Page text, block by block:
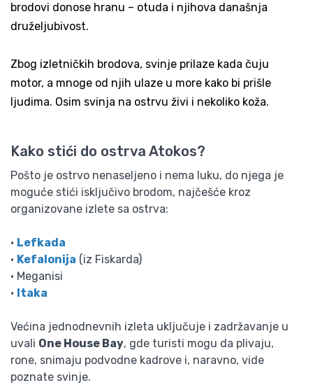
brodovi donose hranu – otuda i njihova današnja
druželjubivost.
Zbog izletničkih brodova, svinje prilaze kada čuju
motor, a mnoge od njih ulaze u more kako bi prišle
ljudima. Osim svinja na ostrvu živi i nekoliko koža.
Kako stići do ostrva Atokos?
Pošto je ostrvo nenaseljeno i nema luku, do njega je
moguće stići isključivo brodom, najčešće kroz
organizovane izlete sa ostrva:
• Lefkada
• Kefalonija (iz Fiskarda)
• Meganisi
• Itaka
Većina jednodnevnih izleta uključuje i zadržavanje u
uvali One House Bay, gde turisti mogu da plivaju,
rone, snimaju podvodne kadrove i, naravno, vide
poznate svinje.